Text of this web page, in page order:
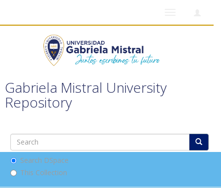
Gabriela Mistral University
Repository
Search DSpace
This Collection